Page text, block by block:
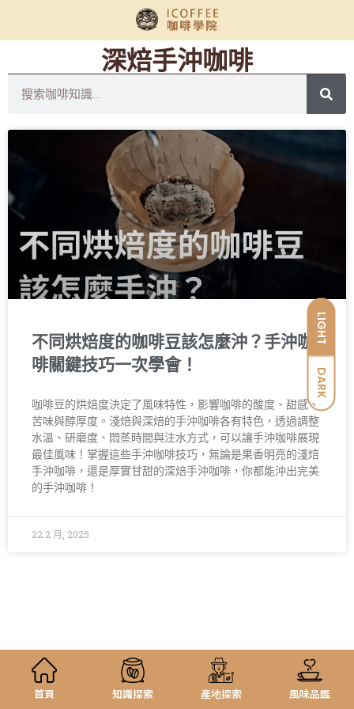
LIGHT
DARK
深焙手沖咖啡
不同烘焙度的咖啡豆該怎麼沖？手沖咖
啡關鍵技巧一次學會！
咖啡豆的烘焙度決定了風味特性，影響咖啡的酸度、甜感、
苦味與醇厚度。淺焙與深焙的手沖咖啡各有特色，透過調整
水溫、研磨度、悶蒸時間與注水方式，可以讓手沖咖啡展現
最佳風味！掌握這些手沖咖啡技巧，無論是果香明亮的淺焙
手沖咖啡，還是厚實甘甜的深焙手沖咖啡，你都能沖出完美
的手沖咖啡！
22 2 月, 2025
首頁 知識探索 產地探索 風味品鑑